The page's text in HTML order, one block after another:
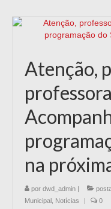
Atenção,
na
por dwd_admin
Municipal
Notícias 0